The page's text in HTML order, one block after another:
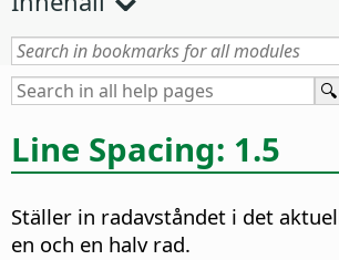
Line Spacing: 1.5
Ställer in radavståndet i det
en och en halv rad.